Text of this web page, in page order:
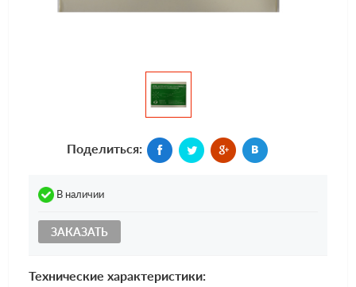
Поделиться:
В наличии
ЗАКАЗАТЬ
Технические характеристики: